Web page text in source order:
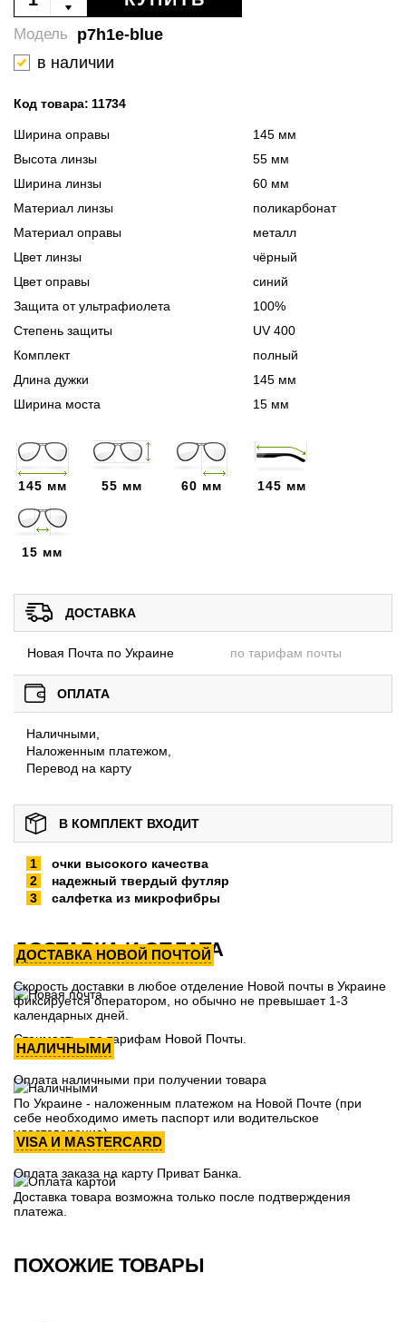
p7h1e-blue
Модель
в наличии
Код товара: 11734
Ширина оправы
145 мм
Высота линзы
55 мм
Ширина линзы
60 мм
Материал линзы
поликарбонат
Материал оправы
металл
Цвет линзы
чёрный
Цвет оправы
синий
Защита от ультрафиолета
100%
Степень защиты
UV 400
Комплект
полный
Длина дужки
145 мм
Ширина моста
15 мм
145 мм 55 мм 60 мм 145 мм
15 мм
ДОСТАВКА
Новая Почта по Украине по тарифам почты
ОПЛАТА
Наличными,
Наложенным платежом,
Перевод на карту
В КОМПЛЕКТ ВХОДИТ
очки высокого качества
надежный твердый футляр
салфетка из микрофибры
ДОСТАВКА И ОПЛАТА
ДОСТАВКА НОВОЙ ПОЧТОЙ
Скорость доставки в любое отделение Новой почты в Украине
фиксируется оператором, но обычно не превышает 1-3
календарных дней.
Стоимость - по тарифам Новой Почты.
НАЛИЧНЫМИ
Оплата наличными при получении товара
По Украине - наложенным платежом на Новой Почте (при
себе необходимо иметь паспорт или водительское
удостоверение)
VISA И MASTERCARD
Оплата заказа на карту Приват Банка.
Доставка товара возможна только после подтверждения
платежа.
ПОХОЖИЕ ТОВАРЫ